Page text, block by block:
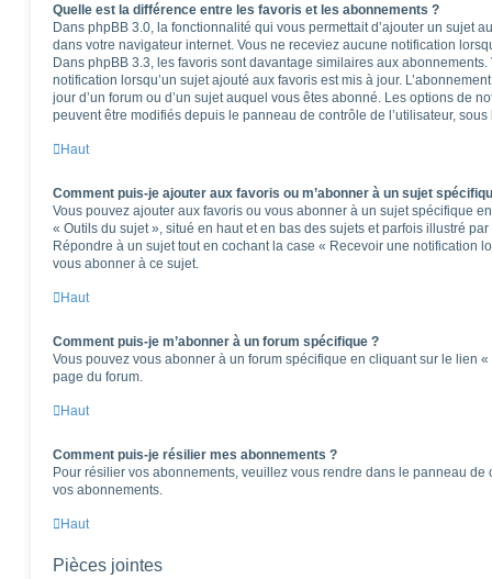
Quelle est la différence entre les favoris et les abonnements ?
Dans phpBB 3.0, la fonctionnalité qui vous permettait d’ajouter un sujet
dans votre navigateur internet. Vous ne receviez aucune notification
Dans phpBB 3.3, les favoris sont davantage similaires aux
notification lorsqu’un sujet ajouté aux favoris est mis à jour.
jour d’un forum ou d’un sujet auquel vous êtes abonné. Les options de
peuvent être modifiés depuis le panneau de contrôle de l’utilisateur,
Haut
Comment puis-je ajouter aux favoris ou m’abonner à un sujet
Vous pouvez ajouter aux favoris ou vous abonner à un sujet spécifique
« Outils du sujet », situé en haut et en bas des sujets et parfois illustré
Répondre à un sujet tout en cochant la case « Recevoir une notification
vous abonner à ce sujet.
Haut
Comment puis-je m’abonner à un forum spécifique ?
Vous pouvez vous abonner à un forum spécifique en cliquant sur le lien
page du forum.
Haut
Comment puis-je résilier mes abonnements ?
Pour résilier vos abonnements, veuillez vous rendre dans le panneau de
vos abonnements.
Haut
Pièces jointes